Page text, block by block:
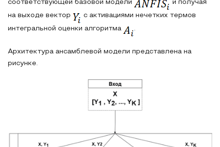
соответствующей базовой модели
и получая
на выходе вектор с активациями нечетких термов
интегральной оценки алгоритма .
Архитектура ансамблевой модели представлена на
рисунке.